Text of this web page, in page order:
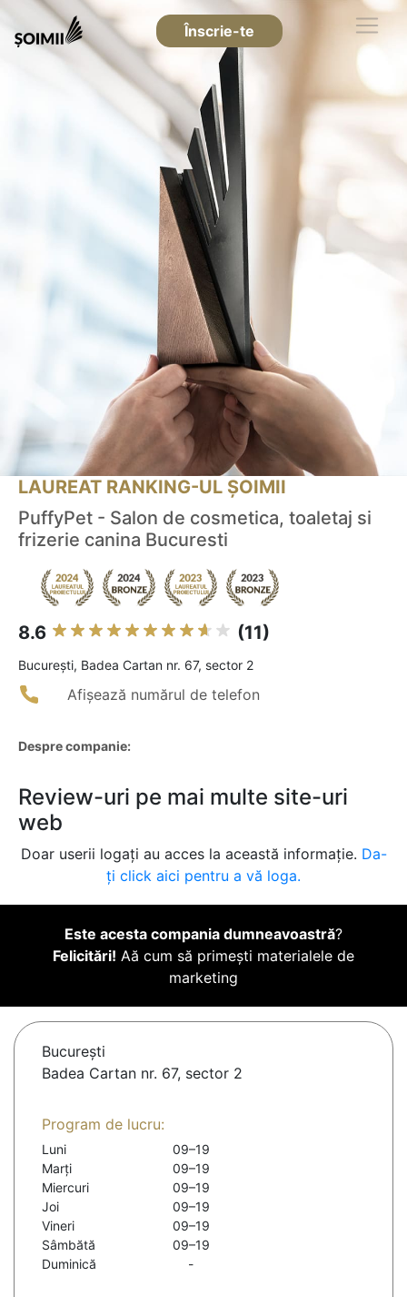
Înscrie-te
LAUREAT RANKING-UL ȘOIMII
PuffyPet - Salon de cosmetica, toaletaj si
frizerie canina Bucuresti
8.6 (11)
Bucureşti, Badea Cartan nr. 67, sector 2
Afișează numărul de telefon
Despre companie:
Review-uri pe mai multe site-uri
web
Doar userii logați au acces la această informație. Da-
ți click aici pentru a vă loga.
Este acesta compania dumneavoastră?
Felicitări! Aă cum să primești materialele de
marketing
Bucureşti
Badea Cartan nr. 67, sector 2
Program de lucru:
Luni
09–19
Marți
09–19
Miercuri
09–19
Joi
09–19
Vineri
09–19
Sâmbătă
09–19
Duminică
-